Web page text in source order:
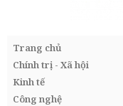
Trang chủ
Chính trị - Xã hội
Kinh tế
Công nghệ